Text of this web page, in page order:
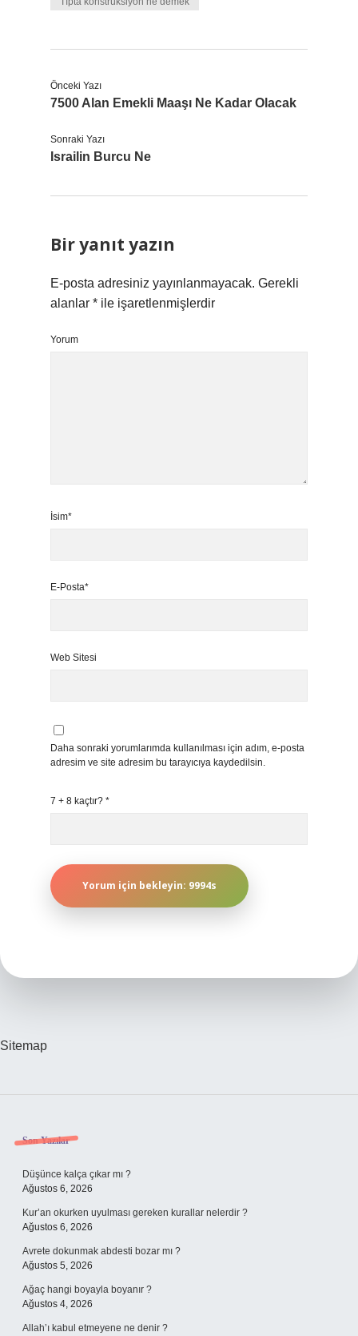
Önceki Yazı
7500 Alan Emekli Maaşı Ne Kadar Olacak
Sonraki Yazı
Israilin Burcu Ne
Bir yanıt yazın
E-posta adresiniz yayınlanmayacak. Gerekli
alanlar * ile işaretlenmişlerdir
Yorum
İsim*
E-Posta*
Web Sitesi
Daha sonraki yorumlarımda kullanılması için adım, e-posta
adresim ve site adresim bu tarayıcıya kaydedilsin.
7 + 8 kaçtır? *
Sitemap
Sidebar
Son Yazılar
Düşünce kalça çıkar mı ?
Ağustos 6, 2026
Kur’an okurken uyulması gereken kurallar nelerdir ?
Ağustos 6, 2026
Avrete dokunmak abdesti bozar mı ?
Ağustos 5, 2026
Ağaç hangi boyayla boyanır ?
Ağustos 4, 2026
Allah’ı kabul etmeyene ne denir ?